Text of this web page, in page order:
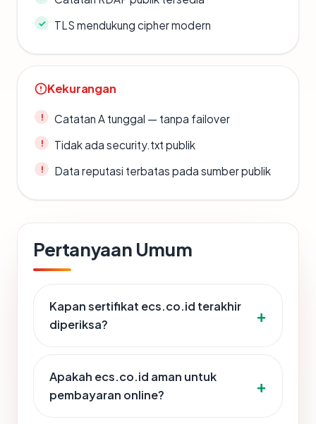
TLS mendukung cipher modern
Kekurangan
Catatan A tunggal — tanpa failover
Tidak ada security.txt publik
Data reputasi terbatas pada sumber publik
Pertanyaan Umum
Kapan sertifikat ecs.co.id terakhir
diperiksa?
Apakah ecs.co.id aman untuk
pembayaran online?